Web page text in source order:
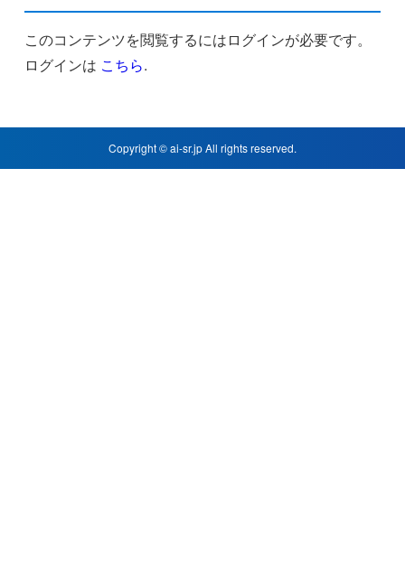
このコンテンツを閲覧するにはログインが必要です。
ログインは こちら.
Copyright © ai-sr.jp All rights reserved.